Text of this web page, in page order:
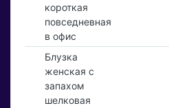
короткая
повседневная
в офис
Блузка
женская с
запахом
шелковая